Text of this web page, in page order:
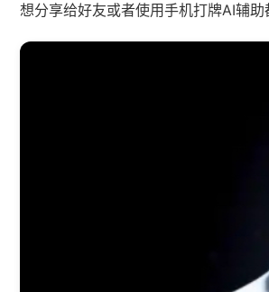
想分享给好友或者使用手机打牌AI辅助